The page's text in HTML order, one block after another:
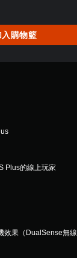
入購物籃
Plus的線上玩家
效果（DualSense無線